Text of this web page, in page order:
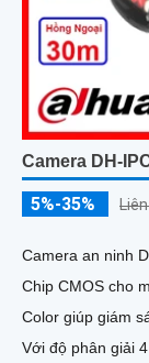
Camera DH-
5%-35%
Camera an ninh
Chip CMOS cho
Color giúp giám
Với độ phân giải 4